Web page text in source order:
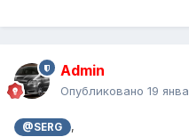
Admin
Опубликовано 19
@SERG
,